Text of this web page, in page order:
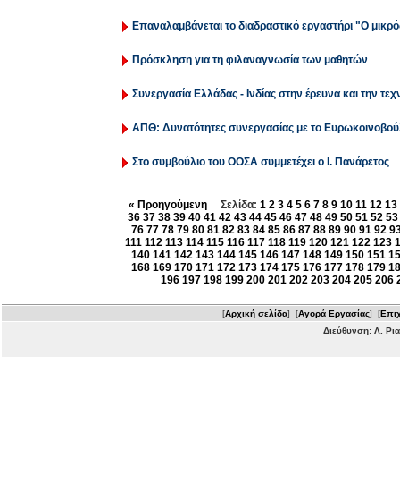
Επαναλαμβάνεται το διαδραστικό εργαστήρι "Ο
Πρόσκληση για τη φιλαναγνωσία των μαθητών
Συνεργασία Ελλάδας - Ινδίας στην έρευνα και την
ΑΠΘ: Δυνατότητες συνεργασίας με το
Στο συμβούλιο του ΟΟΣΑ συμμετέχει ο Ι. Πανάρετος
« ΠροηγούμενηΣελίδα: 1 2 3 4 5 6 7 8 9 10 11 12 13
36 37 38 39 40 41 42 43 44 45 46 47 48 49 50 51 52 53
76 77 78 79 80 81 82 83 84 85 86 87 88 89 90 91 92
111 112 113 114 115 116 117 118 119 120 121 122 123
140 141 142 143 144 145 146 147 148 149 150 151
168 169 170 171 172 173 174 175 176 177 178 179
196 197 198 199 200 201 202 203 204 205 206
[Αρχική σελίδα] [Αγορά Εργασίας] [
Διεύθυνση: Λ.